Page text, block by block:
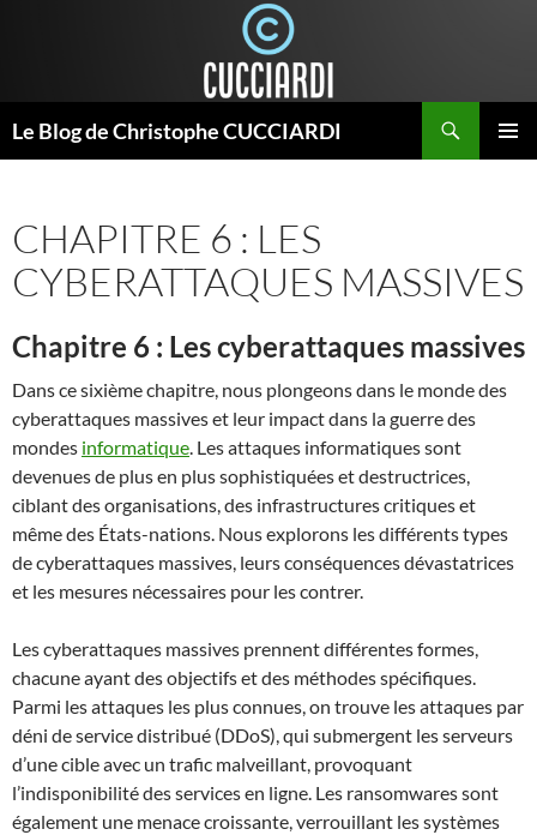
Le Blog de Christophe CUCCIARDI
CHAPITRE 6 : LES
CYBERATTAQUES MASSIVES
Chapitre 6 : Les cyberattaques massives
Dans ce sixième chapitre, nous plongeons dans le monde des
cyberattaques massives et leur impact dans la guerre des
mondes informatique. Les attaques informatiques sont
devenues de plus en plus sophistiquées et destructrices,
ciblant des organisations, des infrastructures critiques et
même des États-nations. Nous explorons les différents types
de cyberattaques massives, leurs conséquences dévastatrices
et les mesures nécessaires pour les contrer.
Les cyberattaques massives prennent différentes formes,
chacune ayant des objectifs et des méthodes spécifiques.
Parmi les attaques les plus connues, on trouve les attaques par
déni de service distribué (DDoS), qui submergent les serveurs
d’une cible avec un trafic malveillant, provoquant
l’indisponibilité des services en ligne. Les ransomwares sont
également une menace croissante, verrouillant les systèmes